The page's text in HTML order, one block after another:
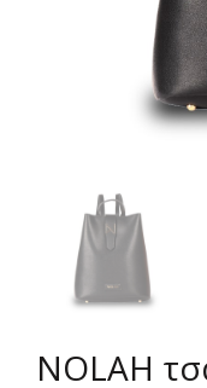
NOLAH